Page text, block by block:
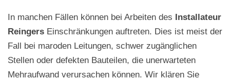
In manchen Fällen können bei Arbeiten des Installateur
Reingers Einschränkungen auftreten. Dies ist meist der
Fall bei maroden Leitungen, schwer zugänglichen
Stellen oder defekten Bauteilen, die unerwarteten
Mehraufwand verursachen können. Wir klären Sie